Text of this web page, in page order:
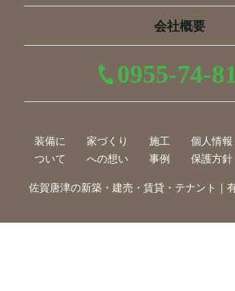
会社概要
0955-74-
装備に
ついて
家づくり
への想い
施工
事例
個人情報
保護方針
佐賀唐津の新築・建売・賃貸・テナント｜